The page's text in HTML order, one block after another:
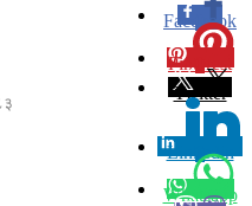
Facebook
0
Pinterest
Twitter
Linkedin
0
Whatsapp